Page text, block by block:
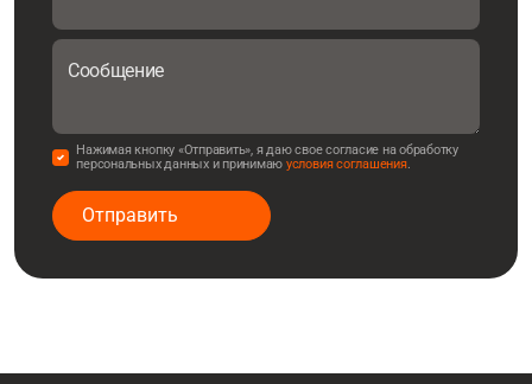
Сообщение
Нажимая кнопку «Отправить», я даю свое согласие на обработку
персональных данных и принимаю условия соглашения.